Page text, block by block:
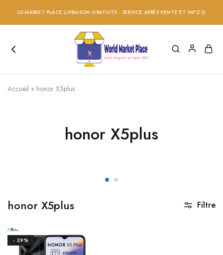
WORLD MARKET PLACE LIVRAISON GRATUITE - SERVICE APRÈS VENTE ET INFO 7/24 -
Accueil » honor X5plus
honor X5plus
honor X5plus Filtre
- 39%